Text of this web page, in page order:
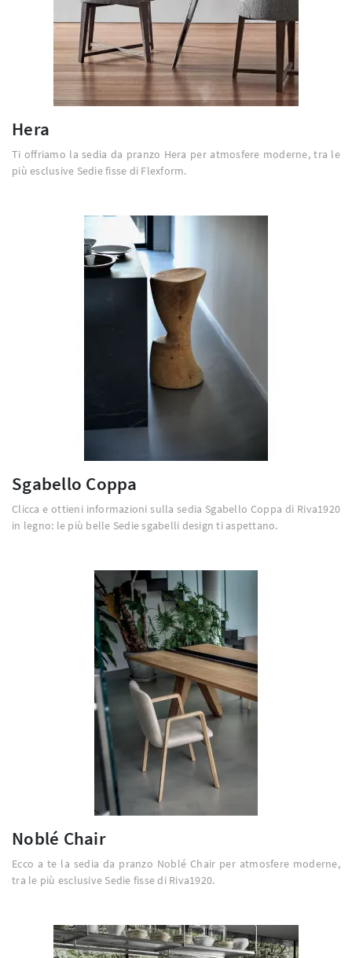
Hera
Ti offriamo la sedia da pranzo Hera per atmosfere moderne, tra le
più esclusive Sedie fisse di Flexform.
Sgabello Coppa
Clicca e ottieni informazioni sulla sedia Sgabello Coppa di Riva1920
in legno: le più belle Sedie sgabelli design ti aspettano.
Noblé Chair
Ecco a te la sedia da pranzo Noblé Chair per atmosfere moderne,
tra le più esclusive Sedie fisse di Riva1920.